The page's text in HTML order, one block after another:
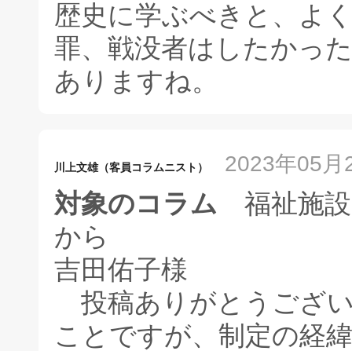
歴史に学ぶべきと、よ
罪、戦没者はしたかっ
ありますね。
川上文雄（客員コラムニスト） 2023年05月
対象のコラム 福祉施設
から
吉田佑子様
投稿ありがとうござ
ことですが、制定の経